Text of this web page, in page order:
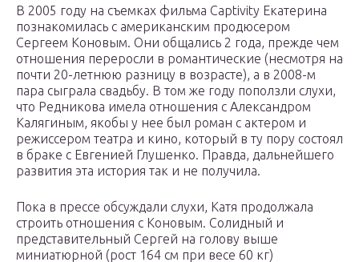
В 2005 году на съемках фильма Captivity Екатерина
познакомилась с американским продюсером
Сергеем Коновым. Они общались 2 года, прежде чем
отношения переросли в романтические (несмотря на
почти 20-летнюю разницу в возрасте), а в 2008-м
пара сыграла свадьбу. В том же году поползли слухи,
что Редникова имела отношения с Александром
Калягиным, якобы у нее был роман с актером и
режиссером театра и кино, который в ту пору состоял
в браке с Евгенией Глушенко. Правда, дальнейшего
развития эта история так и не получила.
Пока в прессе обсуждали слухи, Катя продолжала
строить отношения с Коновым. Солидный и
представительный Сергей на голову выше
миниатюрной (рост 164 см при весе 60 кг)